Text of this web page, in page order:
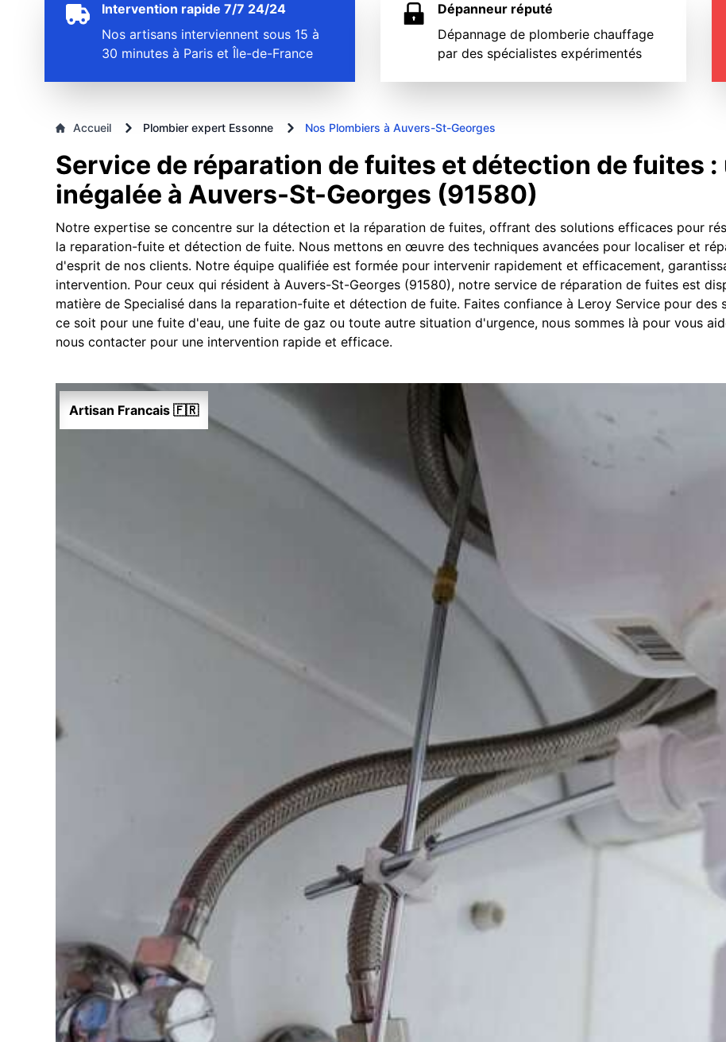
Intervention rapide 7/7 24/24
Nos artisans interviennent sous 15 à
30 minutes à Paris et Île-de-France
Dépanneur réputé
Dépannage de plomberie chauffage
par des spécialistes expérimentés
Accueil Plombier expert Essonne Nos Plombiers à Auvers-St-Georges
Service de réparation de fuites et détection de fuites
inégalée à Auvers-St-Georges (91580)
Notre expertise se concentre sur la détection et la réparation de fuites, offrant des solutions efficaces pour
la reparation-fuite et détection de fuite. Nous mettons en œuvre des techniques avancées pour localiser et
d'esprit de nos clients. Notre équipe qualifiée est formée pour intervenir rapidement et efficacement,
intervention. Pour ceux qui résident à Auvers-St-Georges (91580), notre service de réparation de fuites est
matière de Specialisé dans la reparation-fuite et détection de fuite. Faites confiance à Leroy Service pour des
ce soit pour une fuite d'eau, une fuite de gaz ou toute autre situation d'urgence, nous sommes là pour vous
nous contacter pour une intervention rapide et efficace.
Artisan Francais 🇫🇷